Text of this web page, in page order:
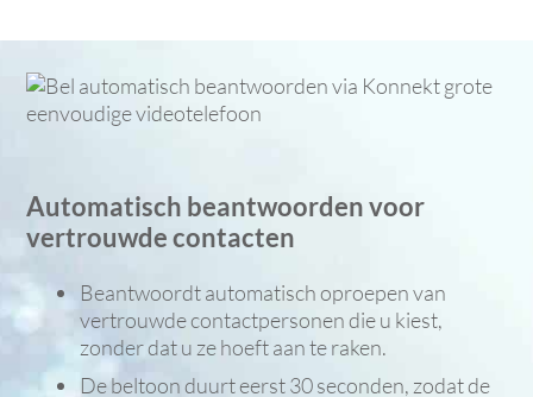
Automatisch beantwoorden voor
vertrouwde contacten
Beantwoordt automatisch oproepen van
vertrouwde contactpersonen die u kiest,
zonder dat u ze hoeft aan te raken.
De beltoon duurt eerst 30 seconden, zodat de